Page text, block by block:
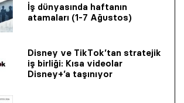
İş dünyasında haftanın
atamaları (1-7 Ağustos)
Disney ve TikTok’tan stratejik
iş birliği: Kısa videolar
Disney+’a taşınıyor